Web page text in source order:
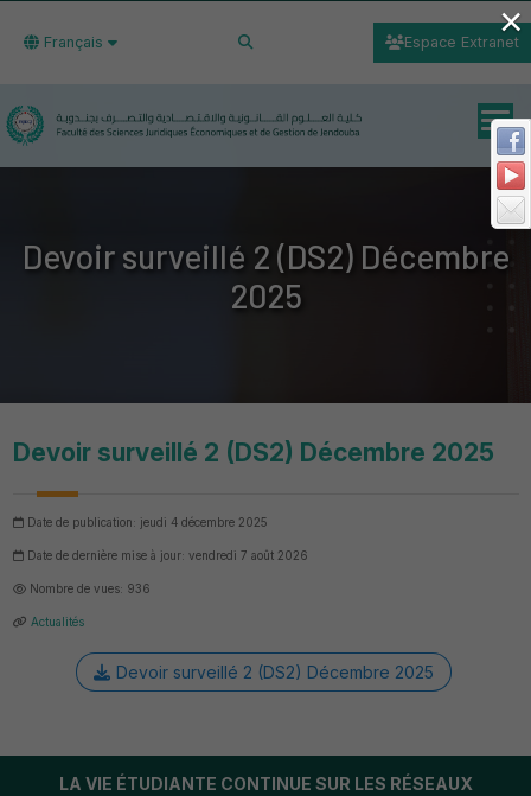
Français Espace Extranet
Devoir surveillé 2 (DS2) Décembre
2025
Devoir surveillé 2 (DS2) Décembre 2025
Date de publication: jeudi 4 décembre 2025
Date de dernière mise à jour: vendredi 7 août 2026
Nombre de vues: 936
Actualités
Devoir surveillé 2 (DS2) Décembre 2025
LA VIE ÉTUDIANTE CONTINUE SUR LES RÉSEAUX
×